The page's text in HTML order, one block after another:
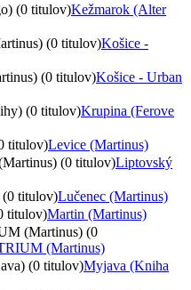
(0 titulov)Kežmarok (Alter
(0 titulov)Košice -
(0 titulov)Košice - Urban
(0 titulov)Krupina (Ferove
titulov)Levice (Martinus)
(0 titulov)Liptovský
(0 titulov)Lučenec (Martinus)
titulov)Martin (Martinus)
(Martinus) (0
(Martinus)
(0 titulov)Myjava (Kniha